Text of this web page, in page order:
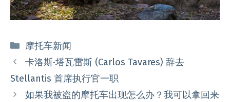
分
类
摩托车新闻
卡洛斯·塔瓦雷斯 (Carlos Tavares) 辞去
Stellantis 首席执行官一职
如果我被盗的摩托车出现怎么办？我可以拿回来